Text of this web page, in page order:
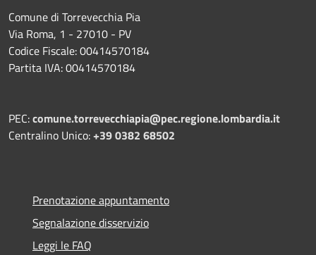
Comune di Torrevecchia Pia
Via Roma, 1 - 27010 - PV
Codice Fiscale: 00414570184
Partita IVA: 00414570184
PEC:comune.torrevecchiapia@pec.regione.lombardia.it
Centralino Unico:+39 0382 68502
Prenotazione appuntamento
Segnalazione disservizio
Leggi le FAQ